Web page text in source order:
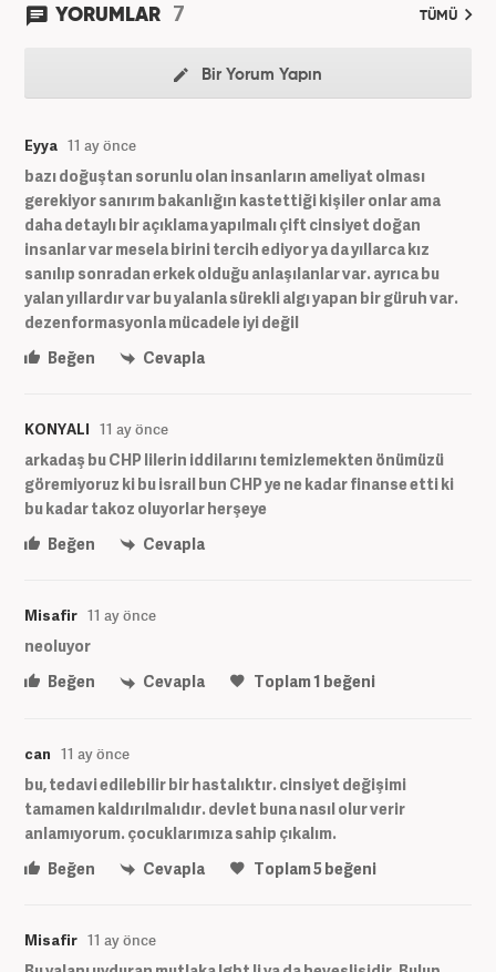
YORUMLAR 7 TÜMÜ
Bir Yorum Yapın
Eyya 11 ay önce
bazı doğuştan sorunlu olan insanların ameliyat olması
gerekiyor sanırım bakanlığın kastettiği kişiler onlar ama
daha detaylı bir açıklama yapılmalı çift cinsiyet doğan
insanlar var mesela birini tercih ediyor ya da yıllarca kız
sanılıp sonradan erkek olduğu anlaşılanlar var. ayrıca bu
yalan yıllardır var bu yalanla sürekli algı yapan bir güruh var.
dezenformasyonla mücadele iyi değil
Beğen
Cevapla
KONYALI 11 ay önce
arkadaş bu CHP lilerin iddilarını temizlemekten önümüzü
göremiyoruz ki bu israil bun CHP ye ne kadar finanse etti ki
bu kadar takoz oluyorlar herşeye
Beğen
Cevapla
Misafir 11 ay önce
neoluyor
Beğen
Cevapla Toplam1 beğeni
can 11 ay önce
bu, tedavi edilebilir bir hastalıktır. cinsiyet değişimi
tamamen kaldırılmalıdır. devlet buna nasıl olur verir
anlamıyorum. çocuklarımıza sahip çıkalım.
Beğen
Cevapla Toplam5beğeni
Misafir 11 ay önce